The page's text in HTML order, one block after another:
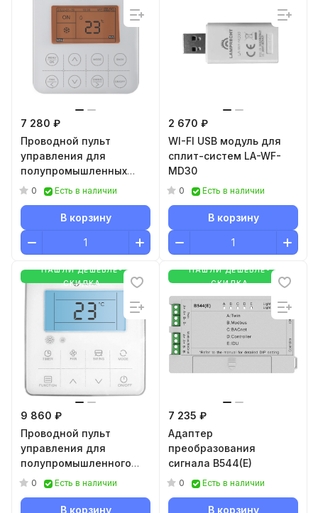
7 280 ₽
Проводной пульт
управления для
полупромышленных
сплит-систем DRAGON и
ORIGAMI KODO RW-02
0 Есть в наличии
В корзину
2 670 ₽
WI-FI USB модуль для
сплит-систем LA-WF-
MD30
0 Есть в наличии
В корзину
НАШЛИ ДЕШЕВЛЕ-
СКИДКА
9 860 ₽
Проводной пульт
управления для
полупромышленного
оборудования серии
COMPETENZA FULL DC EU
0 Есть в наличии
В корзину
НАШЛИ ДЕШЕВЛЕ-
СКИДКА
7 235 ₽
Адаптер
преобразования
сигнала B544(E)
0 Есть в наличии
В корзину